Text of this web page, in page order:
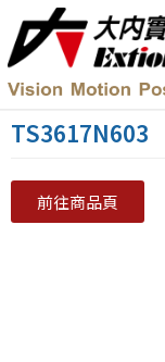
TS3617N603
前往商品頁